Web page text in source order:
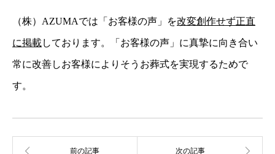
（株）AZUMAでは「お客様の声」を改変創作せず正直
に掲載しております。「お客様の声」に真摯に向き合い
常に改善しお客様によりそうお葬式を実現するためで
す。